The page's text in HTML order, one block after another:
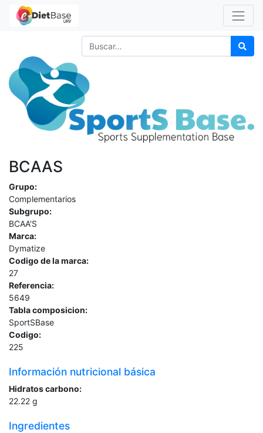
BCAAS
Grupo:
Complementarios
Subgrupo:
BCAA'S
Marca:
Dymatize
Codigo de la marca:
27
Referencia:
5649
Tabla composicion:
SportSBase
Codigo:
225
Información nutricional básica
Hidratos carbono:
22.22 g
Ingredientes